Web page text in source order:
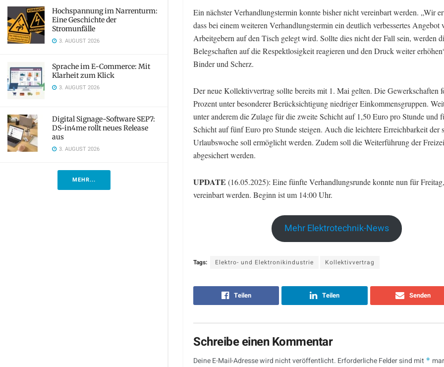
Hochspannung im Narrenturm:
Eine Geschichte der
Stromunfälle
3. AUGUST 2026
Sprache im E-Commerce: Mit
Klarheit zum Klick
3. AUGUST 2026
Digital Signage-Software SEP7:
DS-in4me rollt neues Release
aus
3. AUGUST 2026
MEHR...
Ein nächster Verhandlungstermin konnte bisher nicht vereinbart werden. „Wir
dass bei einem weiteren Verhandlungstermin ein deutlich verbessertes Angebot
Arbeitgebern auf den Tisch gelegt wird. Sollte dies nicht der Fall sein, werden
Belegschaften auf die Respektlosigkeit reagieren und den Druck weiter
Binder und Scherz.
Der neue Kollektivvertrag sollte bereits mit 1. Mai gelten. Die Gewerkschaften
Prozent unter besonderer Berücksichtigung niedriger Einkommensgruppen.
unter anderem die Zulage für die zweite Schicht auf 1,50 Euro pro Stunde und
Schicht auf fünf Euro pro Stunde steigen. Auch die leichtere Erreichbarkeit der
Urlaubswoche soll ermöglicht werden. Zudem soll die Weiterführung der
abgesichert werden.
UPDATE (16.05.2025): Eine fünfte Verhandlungsrunde konnte nun für
vereinbart werden. Beginn ist um 14:00 Uhr.
Mehr Elektrotechnik-News
Tags: Elektro- und Elektronikindustrie Kollektivvertrag
Teilen Teilen Senden
Schreibe einen Kommentar
Deine E-Mail-Adresse wird nicht veröffentlicht. Erforderliche Felder sind mit *